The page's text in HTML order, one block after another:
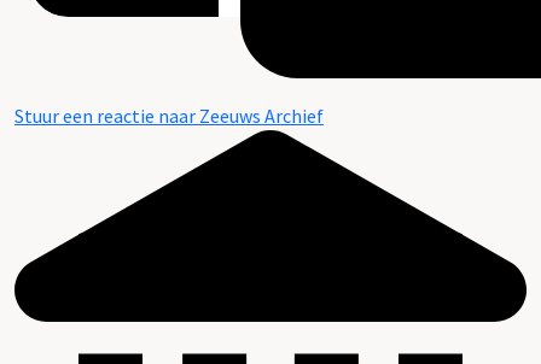
Stuur een reactie naar Zeeuws Archief